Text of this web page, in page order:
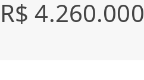
R$ 4.260.000